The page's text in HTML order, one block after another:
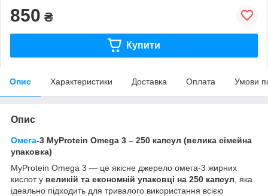
850 ₴
Купити
Опис Характеристики Доставка Оплата Умови
Опис
Омега-3 MyProtein Omega 3 – 250 капсул (велика сімейна
упаковка)
MyProtein Omega 3 — це якісне джерело омега-3 жирних
кислот у великій та економній упаковці на 250 капсул , яка
ідеально підходить для тривалого використання всією